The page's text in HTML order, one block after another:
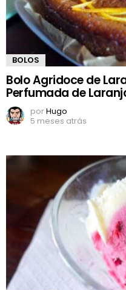
BOLOS
Bolo Agridoce de
Perfumada de
porHugo
5 meses atrás